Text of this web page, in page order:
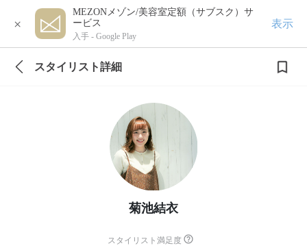
×
MEZONメゾン/美容室定額（サブスク）サ
ービス
入手 - Google Play
表示
スタイリスト詳細
菊池結衣
スタイリスト満足度